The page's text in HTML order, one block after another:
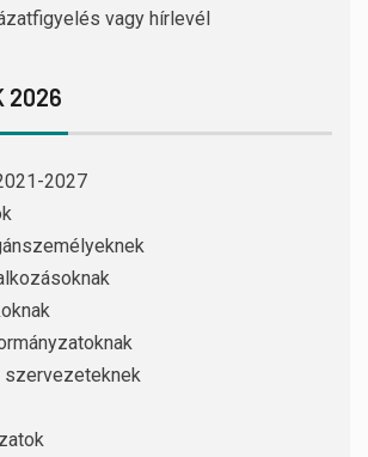
vagy hírlevél
2026
2027
szervezeteknek